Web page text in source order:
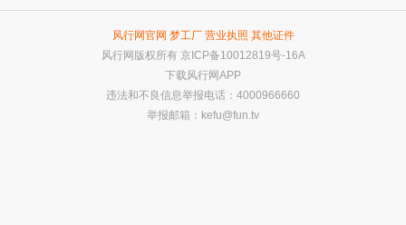
风行网官网 梦工厂 营业执照 其他证件
风行网版权所有 京ICP备10012819号-16A
下载风行网APP
违法和不良信息举报电话：4000966660
举报邮箱： kefu@fun.tv